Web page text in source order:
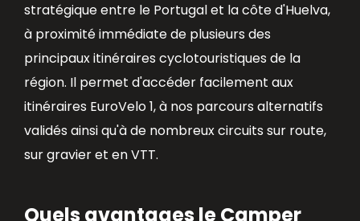
stratégique entre le Portugal et la côte d'Huelva,
à proximité immédiate de plusieurs des
principaux itinéraires cyclotouristiques de la
région. Il permet d'accéder facilement aux
itinéraires EuroVelo 1, à nos parcours alternatifs
validés ainsi qu'à de nombreux circuits sur route,
sur gravier et en VTT.
Quels avantages le Camper